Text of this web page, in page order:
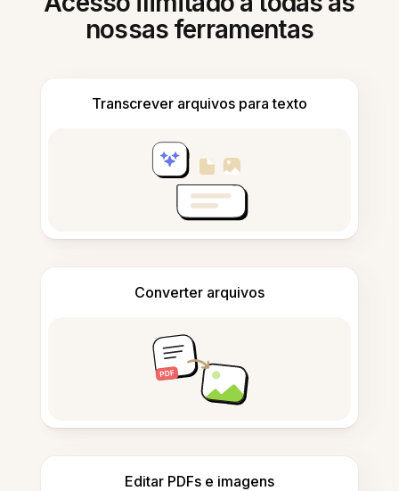
nossas ferramentas
Transcrever arquivos para texto
Converter arquivos
Editar PDFs e imagens